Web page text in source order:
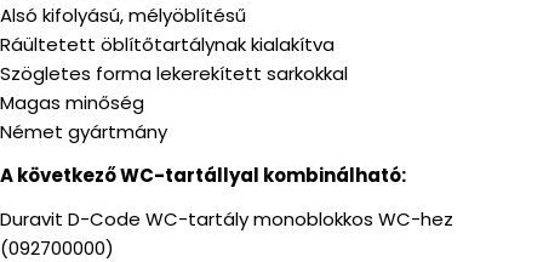
Alsó kifolyású, mélyöblítésű
Ráültetett öblítőtartálynak kialakítva
Szögletes forma lekerekített sarkokkal
Magas minőség
Német gyártmány
A következő WC-tartállyal kombinálható:
Duravit D-Code WC-tartály monoblokkos WC-hez
(092700000)